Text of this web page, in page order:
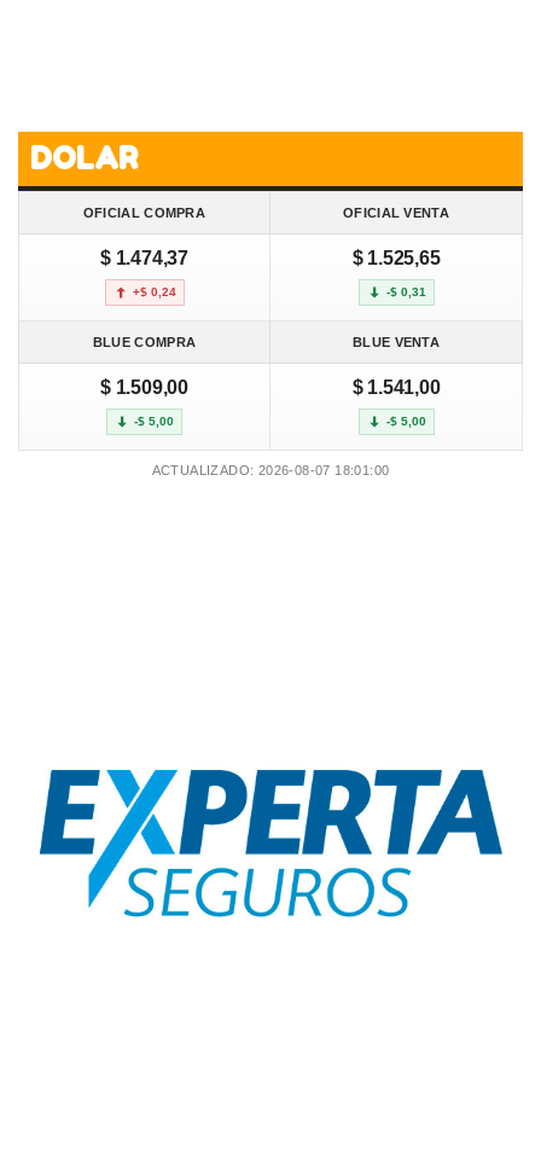
DOLAR
OFICIAL COMPRA OFICIAL VENTA
$ 1.474,37
+$ 0,24
$ 1.525,65
-$ 0,31
BLUE COMPRA BLUE VENTA
$ 1.509,00
-$ 5,00
$ 1.541,00
-$ 5,00
ACTUALIZADO: 2026-08-07 18:01:00